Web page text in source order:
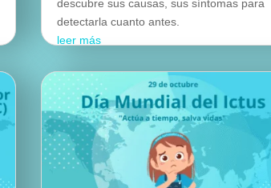
descubre sus causas, sus síntomas para
detectarla cuanto antes.
leer más